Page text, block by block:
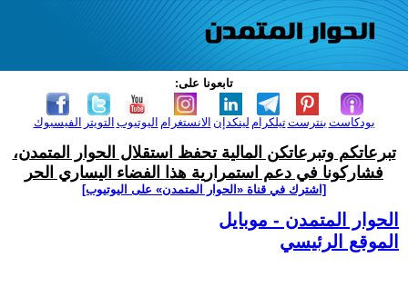
تابعونا على:
الفيسبوك التويتر اليوتيوب الانستغرام لينكدإن تيلكرامبنترست بودكاست
تبرعاتكم وتبرعاتكن المالية تحفظ استقلال الحوار المتمدن،
فشاركونا في دعم استمرارية هذا الفضاء اليساري الحر
[اشترك في قناة ‫«الحوار المتمدن» على اليوتيوب]
الحوار المتمدن - موبايل
الموقع الرئيسي